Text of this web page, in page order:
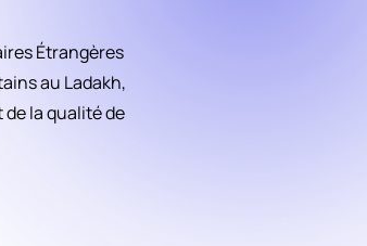
Étrangères
au Ladakh,
la qualité de